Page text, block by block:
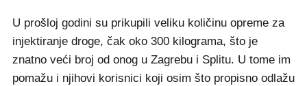
U prošloj godini su prikupili veliku količinu opreme za
injektiranje droge, čak oko 300 kilograma, što je
znatno veći broj od onog u Zagrebu i Splitu. U tome im
pomažu i njihovi korisnici koji osim što propisno odlažu